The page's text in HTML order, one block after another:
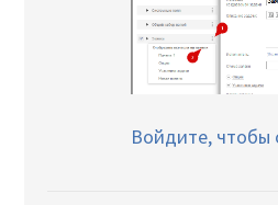
Войдите, чтобы